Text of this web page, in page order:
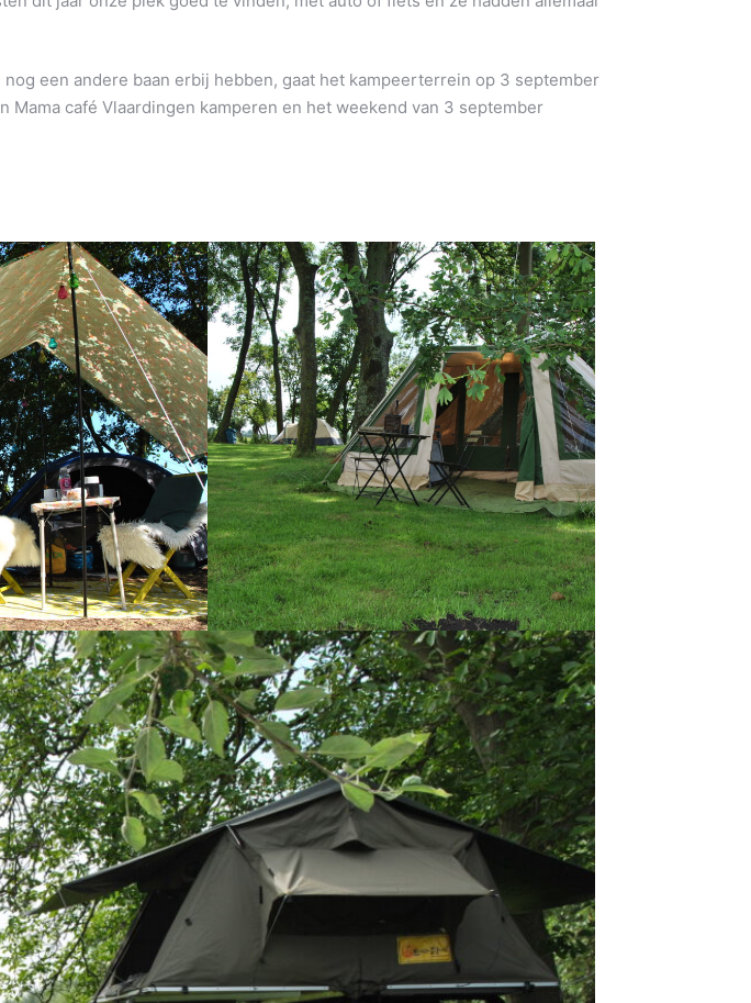
een andere baan erbij hebben, gaat het kampeerterrein op 3 september
café Vlaardingen kamperen en het weekend van 3 september